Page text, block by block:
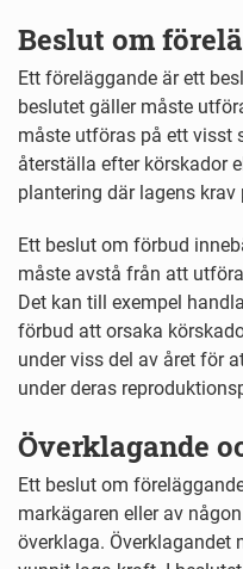
Beslut om
Ett föreläggande är ett
beslutet gäller måste
måste utföras på ett visst
återställa efter körskador
plantering där lagens
Ett beslut om förbud
måste avstå från att
Det kan till exempel
förbud att orsaka
under viss del av året för
under deras
Överklagande
Ett beslut om
markägaren eller av
överklaga. Överklagandet